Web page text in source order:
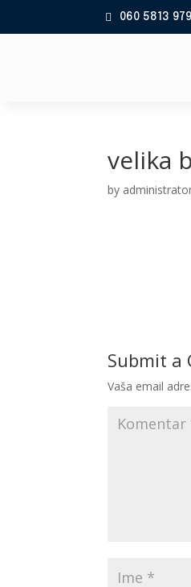
060 5813 979
velika
by
Submit a
Vaša email